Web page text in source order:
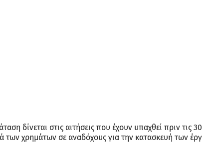
δίνεται στις αιτήσεις που έχουν υπαχθεί πριν
των χρημάτων σε αναδόχους για την κατασκευή των